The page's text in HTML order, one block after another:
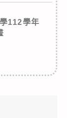
112學年